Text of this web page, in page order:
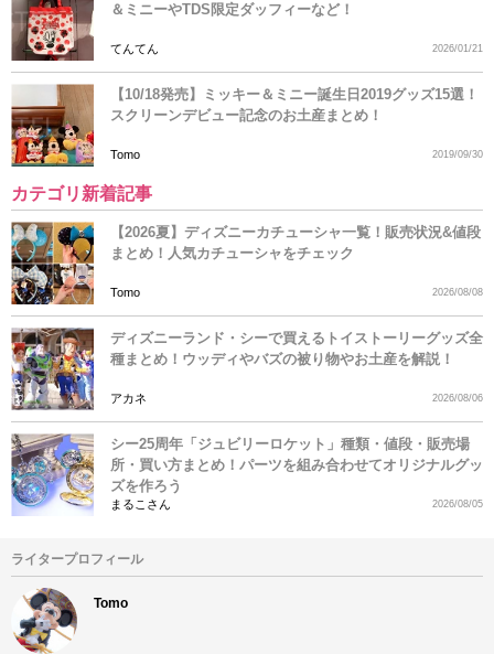
＆ミニーやTDS限定ダッフィーなど！
てんてん 2026/01/21
【10/18発売】ミッキー＆ミニー誕生日2019グッズ15選！
スクリーンデビュー記念のお土産まとめ！
Tomo 2019/09/30
カテゴリ新着記事
【2026夏】ディズニーカチューシャ一覧！販売状況&値段
まとめ！人気カチューシャをチェック
Tomo 2026/08/08
ディズニーランド・シーで買えるトイストーリーグッズ全
種まとめ！ウッディやバズの被り物やお土産を解説！
アカネ 2026/08/06
シー25周年「ジュビリーロケット」種類・値段・販売場
所・買い方まとめ！パーツを組み合わせてオリジナルグッ
ズを作ろう
まるこさん 2026/08/05
ライタープロフィール
Tomo